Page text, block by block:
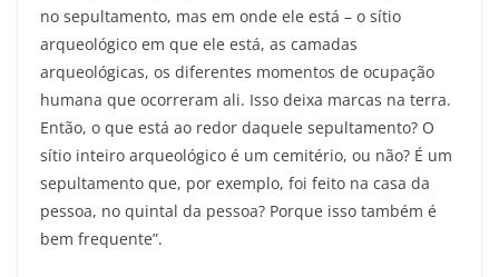
no sepultamento, mas em onde ele está – o sítio
arqueológico em que ele está, as camadas
arqueológicas, os diferentes momentos de ocupação
humana que ocorreram ali. Isso deixa marcas na terra.
Então, o que está ao redor daquele sepultamento? O
sítio inteiro arqueológico é um cemitério, ou não? É um
sepultamento que, por exemplo, foi feito na casa da
pessoa, no quintal da pessoa? Porque isso também é
bem frequente”.